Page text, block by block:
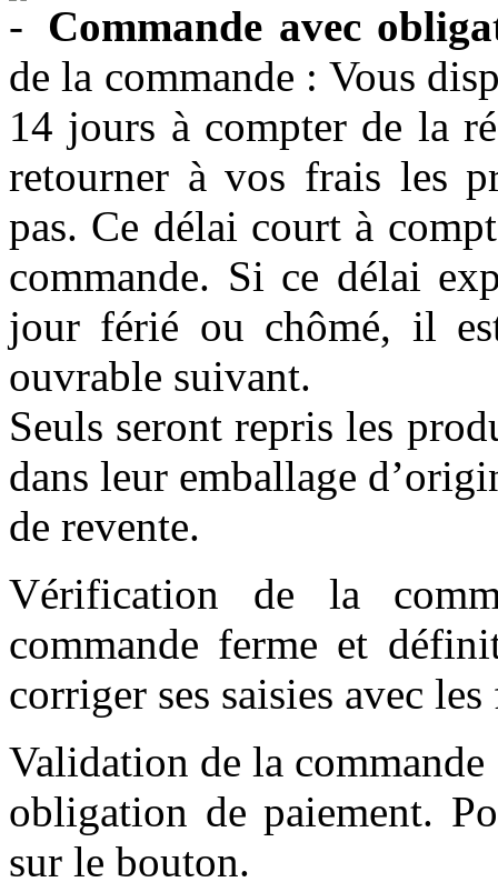
Commande avec
de la commande : Vous
14 jours à compter de la
retourner à vos frais les
pas. Ce délai court à
commande. Si ce délai
jour férié ou chômé, il
ouvrable suivant.
Seuls seront repris les
dans leur emballage
de revente.
Vérification de la
commande ferme et
corriger ses saisies avec
Validation de la commande
obligation de paiement.
sur le bouton.